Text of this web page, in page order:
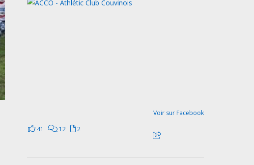
41 12 2
Voir sur Facebook